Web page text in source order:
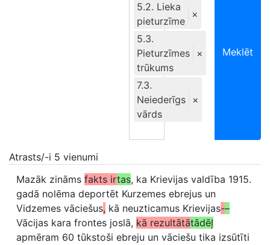
5.2. Lieka
pieturzīme
×
5.3.
Pieturzīmes
trūkums
×
7.3.
Neiederīgs
vārds
×
Meklēt
Atrasts/-i 5 vienumi
Mazāk zināms fakts irtas, ka Krievijas valdība 1915.
gadā nolēma deportēt Kurzemes ebrejus un
Vidzemes vāciešus, kā neuzticamus Krievijas-–
Vācijas kara frontes joslā, kā rezultātātādēļ
apmēram 60 tūkstoši ebreju un vāciešu tika izsūtīti